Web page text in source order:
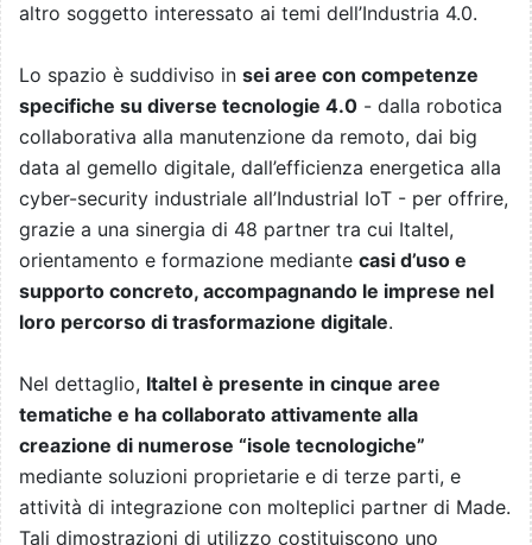
altro soggetto interessato ai temi dell’Industria 4.0.
Lo spazio è suddiviso in sei aree con competenze
specifiche su diverse tecnologie 4.0 - dalla robotica
collaborativa alla manutenzione da remoto, dai big
data al gemello digitale, dall’efficienza energetica alla
cyber-security industriale all’Industrial IoT - per offrire,
grazie a una sinergia di 48 partner tra cui Italtel,
orientamento e formazione mediante casi d’uso e
supporto concreto, accompagnando le imprese nel
loro percorso di trasformazione digitale.
Nel dettaglio, Italtel è presente in cinque aree
tematiche e ha collaborato attivamente alla
creazione di numerose “isole tecnologiche”
mediante soluzioni proprietarie e di terze parti, e
attività di integrazione con molteplici partner di Made.
Tali dimostrazioni di utilizzo costituiscono uno